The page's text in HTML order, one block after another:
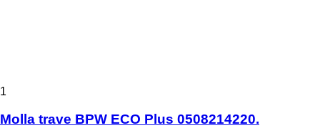
1
Molla trave BPW ECO Plus 0508214220.